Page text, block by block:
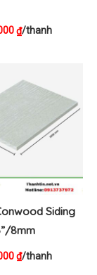
₫/thanh
Siding
8mm
₫/thanh